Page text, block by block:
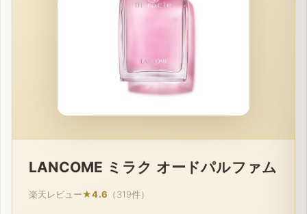
LANCOME ミラク オードパルファム
楽天レビュー★4.6 （319件）